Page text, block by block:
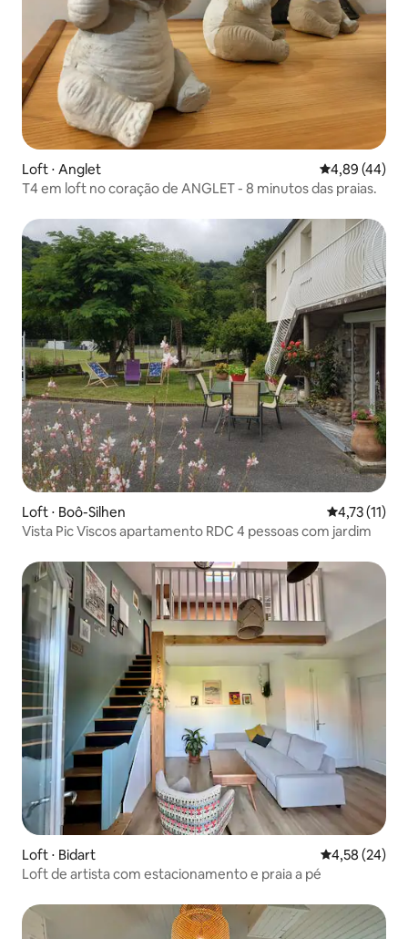
Loft ⋅ Anglet 4,89 de uma
4,89 (44)
T4 em loft no coração de ANGLET - 8 minutos das praias.
Loft ⋅ Boô-Silhen 4,73 de uma
4,73 (11)
Vista Pic Viscos apartamento RDC 4 pessoas com jardim
Loft ⋅ Bidart 4,58 de uma
4,58 (24)
Loft de artista com estacionamento e praia a pé